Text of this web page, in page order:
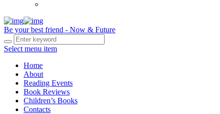
Be your best friend - Now & Future
Select menu item
Home
About
Reading Events
Book Reviews
Children’s Books
Contacts